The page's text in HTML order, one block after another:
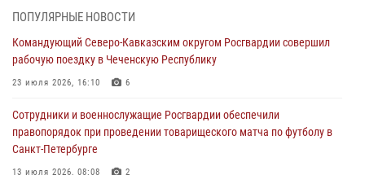
операция войск правопорядка
07 августа 2026, 15:28
пресечена противоправная деятельность, связанная с пропагандой
терроризма (видео)
07 августа 2026, 13:30
ПОПУЛЯРНЫЕ НОВОСТИ
Командующий Северо-Кавказским округом Росгвардии совершил
рабочую поездку в Чеченскую Республику
23 июля 2026, 16:10 6
Сотрудники и военнослужащие Росгвардии обеспечили
правопорядок при проведении товарищеского матча по футболу в
Санкт-Петербурге
13 июля 2026, 08:08 2